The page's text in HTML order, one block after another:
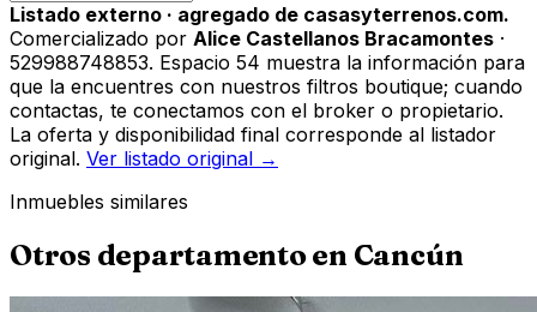
Listado externo · agregado de casasyterrenos.com.
Comercializado por Alice Castellanos Bracamontes ·
529988748853. Espacio 54 muestra la información para
que la encuentres con nuestros filtros boutique; cuando
contactas, te conectamos con el broker o propietario.
La oferta y disponibilidad final corresponde al listador
original. Ver listado original →
Inmuebles similares
Otros departamentoen Cancún